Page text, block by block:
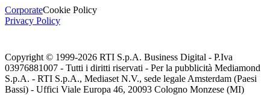
CorporateCookie Policy
Privacy Policy
Copyright © 1999-2026 RTI S.p.A. Business Digital - P.Iva
03976881007 - Tutti i diritti riservati - Per la pubblicità Mediamond
S.p.A. - RTI S.p.A., Mediaset N.V., sede legale Amsterdam (Paesi
Bassi) - Uffici Viale Europa 46, 20093 Cologno Monzese (MI)